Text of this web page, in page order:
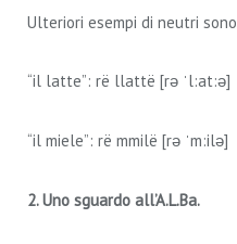
Ulteriori esempi di neutri
“il latte”: rë llattë [rə ˈl:at:ə]
“il miele”: rë mmilë [rə ˈm:ilə]
2. Uno sguardo all’A.L.Ba.